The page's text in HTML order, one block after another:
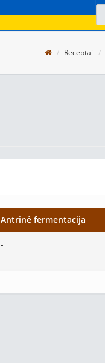
Receptai
Antrinė fermentacija
-